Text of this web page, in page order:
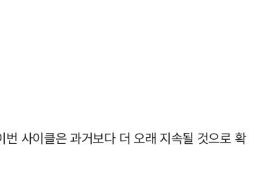
사이클은 과거보다 더 오래 지속될 것으로 확